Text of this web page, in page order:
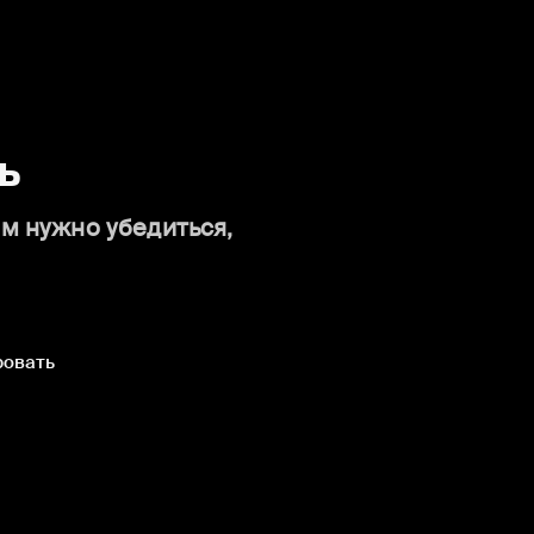
нужно убедиться,